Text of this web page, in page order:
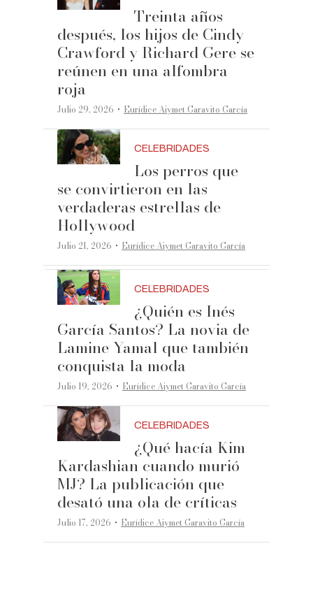
Treinta años
después, los hijos de Cindy
Crawford y Richard Gere se
reúnen en una alfombra
roja
Julio 29, 2026 ·Eurídice Aiymet Garavito García
CELEBRIDADES
Los perros que
se convirtieron en las
verdaderas estrellas de
Hollywood
Julio 21, 2026 ·Eurídice Aiymet Garavito García
CELEBRIDADES
¿Quién es Inés
García Santos? La novia de
Lamine Yamal que también
conquista la moda
Julio 19, 2026 ·Eurídice Aiymet Garavito García
CELEBRIDADES
¿Qué hacía Kim
Kardashian cuando murió
MJ? La publicación que
desató una ola de críticas
Julio 17, 2026 ·Eurídice Aiymet Garavito García